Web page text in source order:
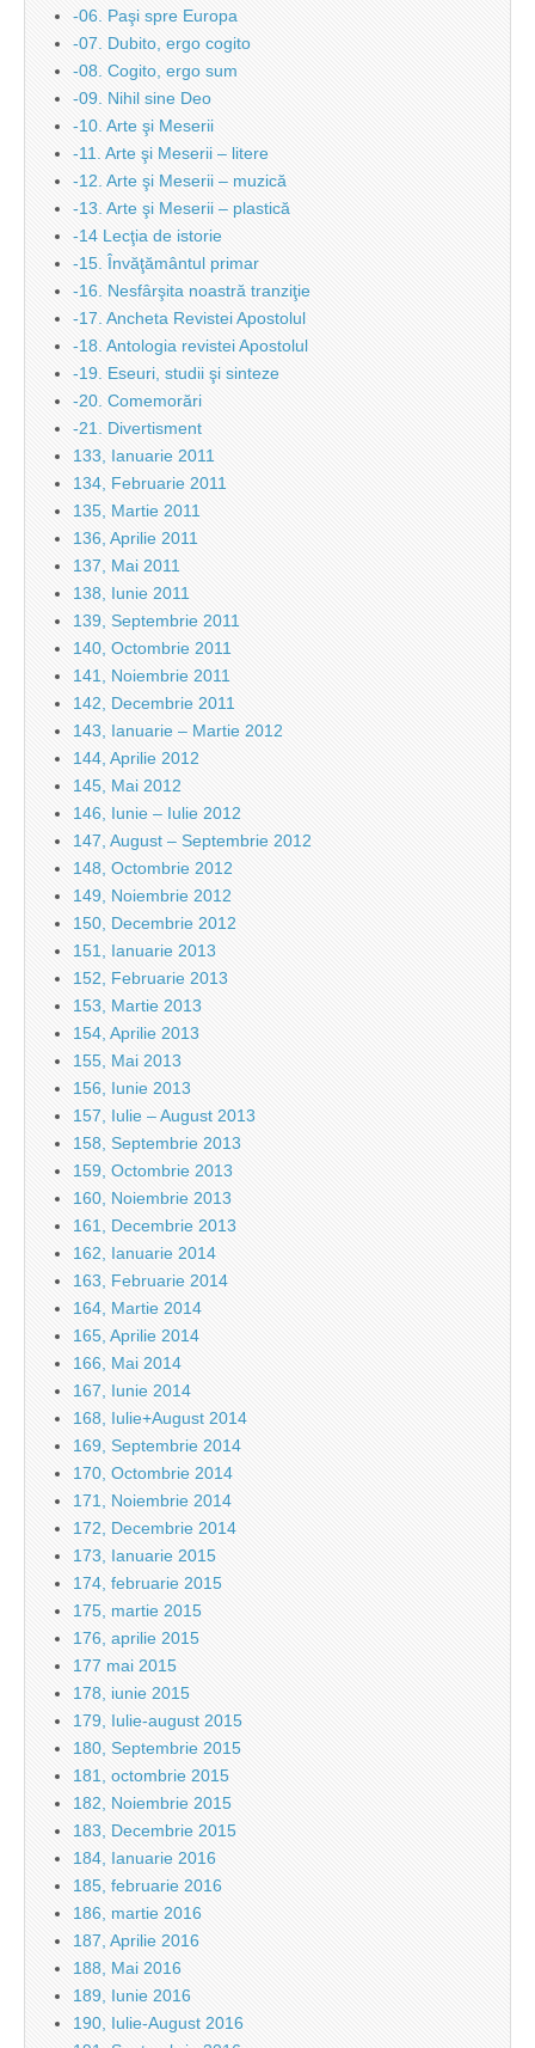
-06. Paşi spre Europa
-07. Dubito, ergo cogito
-08. Cogito, ergo sum
-09. Nihil sine Deo
-10. Arte şi Meserii
-11. Arte şi Meserii – litere
-12. Arte şi Meserii – muzică
-13. Arte şi Meserii – plastică
-14 Lecţia de istorie
-15. Învăţământul primar
-16. Nesfârşita noastră tranziţie
-17. Ancheta Revistei Apostolul
-18. Antologia revistei Apostolul
-19. Eseuri, studii şi sinteze
-20. Comemorări
-21. Divertisment
133, Ianuarie 2011
134, Februarie 2011
135, Martie 2011
136, Aprilie 2011
137, Mai 2011
138, Iunie 2011
139, Septembrie 2011
140, Octombrie 2011
141, Noiembrie 2011
142, Decembrie 2011
143, Ianuarie – Martie 2012
144, Aprilie 2012
145, Mai 2012
146, Iunie – Iulie 2012
147, August – Septembrie 2012
148, Octombrie 2012
149, Noiembrie 2012
150, Decembrie 2012
151, Ianuarie 2013
152, Februarie 2013
153, Martie 2013
154, Aprilie 2013
155, Mai 2013
156, Iunie 2013
157, Iulie – August 2013
158, Septembrie 2013
159, Octombrie 2013
160, Noiembrie 2013
161, Decembrie 2013
162, Ianuarie 2014
163, Februarie 2014
164, Martie 2014
165, Aprilie 2014
166, Mai 2014
167, Iunie 2014
168, Iulie+August 2014
169, Septembrie 2014
170, Octombrie 2014
171, Noiembrie 2014
172, Decembrie 2014
173, Ianuarie 2015
174, februarie 2015
175, martie 2015
176, aprilie 2015
177 mai 2015
178, iunie 2015
179, Iulie-august 2015
180, Septembrie 2015
181, octombrie 2015
182, Noiembrie 2015
183, Decembrie 2015
184, Ianuarie 2016
185, februarie 2016
186, martie 2016
187, Aprilie 2016
188, Mai 2016
189, Iunie 2016
190, Iulie-August 2016